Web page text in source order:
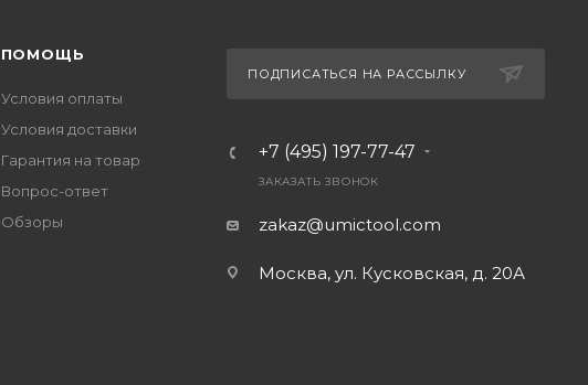
ПОМОЩЬ
Условия оплаты
Условия доставки
Гарантия на товар
Вопрос-ответ
Обзоры
ПОДПИСАТЬСЯ НА РАССЫЛКУ
+7 (495) 197-77-47
ЗАКАЗАТЬ ЗВОНОК
zakaz@umictool.com
Москва, ул. Кусковская, д. 20А